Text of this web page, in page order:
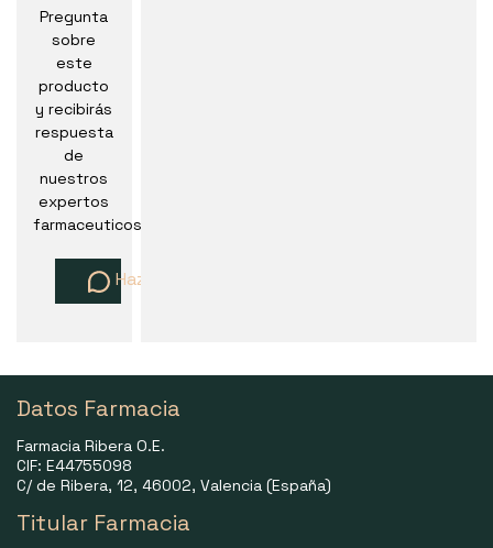
Pregunta
sobre
este
producto
y recibirás
respuesta
de
nuestros
expertos
farmaceuticos
Haz una pregunta
Datos Farmacia
Farmacia Ribera O.E.
CIF: E44755098
C/ de Ribera, 12, 46002, Valencia (España)
Titular Farmacia